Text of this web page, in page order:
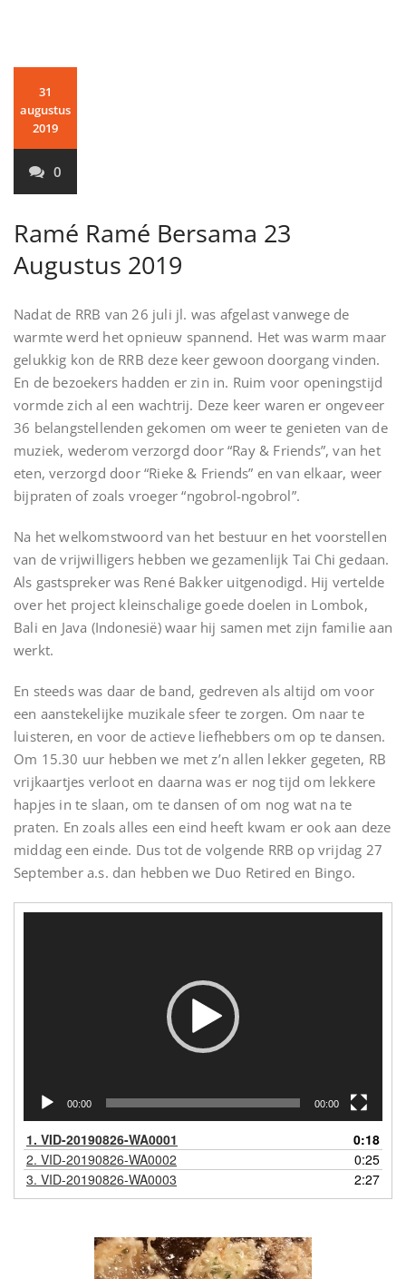
31
augustus
2019
0
Ramé Ramé Bersama 23
Augustus 2019
Nadat de RRB van 26 juli jl. was afgelast vanwege de
warmte werd het opnieuw spannend. Het was warm maar
gelukkig kon de RRB deze keer gewoon doorgang vinden.
En de bezoekers hadden er zin in. Ruim voor openingstijd
vormde zich al een wachtrij. Deze keer waren er ongeveer
36 belangstellenden gekomen om weer te genieten van de
muziek, wederom verzorgd door “Ray & Friends”, van het
eten, verzorgd door “Rieke & Friends” en van elkaar, weer
bijpraten of zoals vroeger “ngobrol-ngobrol”.
Na het welkomstwoord van het bestuur en het voorstellen
van de vrijwilligers hebben we gezamenlijk Tai Chi gedaan.
Als gastspreker was René Bakker uitgenodigd. Hij vertelde
over het project kleinschalige goede doelen in Lombok,
Bali en Java (Indonesië) waar hij samen met zijn familie aan
werkt.
En steeds was daar de band, gedreven als altijd om voor
een aanstekelijke muzikale sfeer te zorgen. Om naar te
luisteren, en voor de actieve liefhebbers om op te dansen.
Om 15.30 uur hebben we met z’n allen lekker gegeten, RB
vrijkaartjes verloot en daarna was er nog tijd om lekkere
hapjes in te slaan, om te dansen of om nog wat na te
praten. En zoals alles een eind heeft kwam er ook aan deze
middag een einde. Dus tot de volgende RRB op vrijdag 27
September a.s. dan hebben we Duo Retired en Bingo.
00:00 00:00
1. VID-20190826-WA0001
0:18
2. VID-20190826-WA0002
0:25
3. VID-20190826-WA0003 2:27